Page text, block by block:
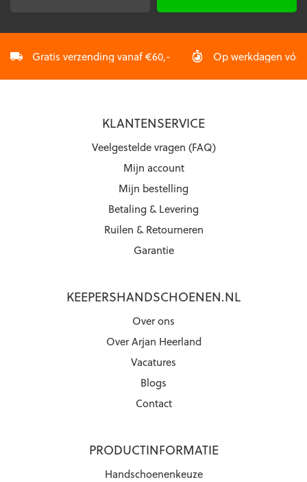
Gratis verzending vanaf €60,- Op werkdagen
KLANTENSERVICE
Veelgestelde vragen (FAQ)
Mijn account
Mijn bestelling
Betaling & Levering
Ruilen & Retourneren
Garantie
KEEPERSHANDSCHOENEN.NL
Over ons
Over Arjan Heerland
Vacatures
Blogs
Contact
PRODUCTINFORMATIE
Handschoenenkeuze